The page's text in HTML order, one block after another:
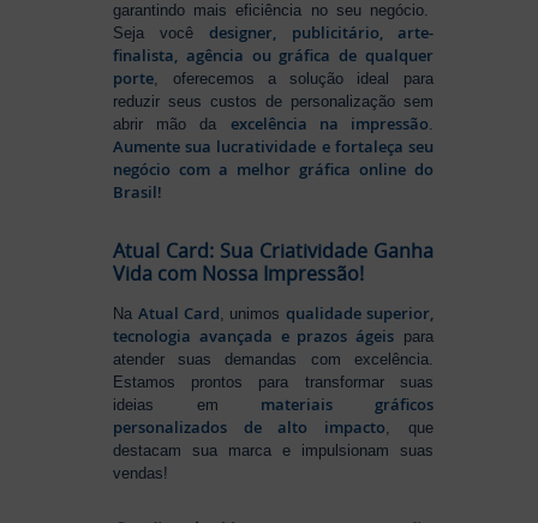
garantindo mais eficiência no seu negócio.
Seja vocêdesigner, publicitário, arte-
finalista, agência ou gráfica de qualquer
porte, oferecemos a solução ideal para
reduzir seus custos de personalização sem
abrir mão da excelência na impressão.
Aumente sua lucratividade e fortaleça seu
negócio com a melhor gráfica online do
Brasil!
Atual Card: Sua Criatividade Ganha
Vida com Nossa Impressão!
Na Atual Card , unimos qualidade superior,
tecnologia avançada e prazos ágeispara
atender suas demandas com excelência.
Estamos prontos para transformar suas
ideias em materiais gráficos
personalizados de alto impacto , que
destacam sua marca e impulsionam suas
vendas!